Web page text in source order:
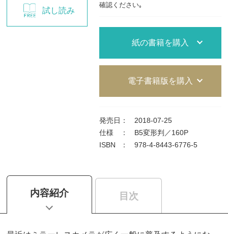
試し読み
確認ください｡
紙の書籍を購入
電子書籍版を購入
発売日 ：
2018-07-25
仕様
：
B5変形判／160P
ISBN
： 978-4-8443-6776-5
内容紹介 目次